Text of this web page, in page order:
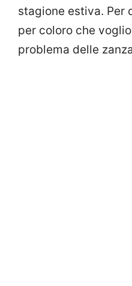
stagione estiva. Per
per coloro che
problema delle